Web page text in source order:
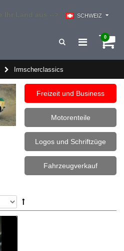
SCHWEIZ
0
Irmscherclassics
Freizeit und Business
Motorenteile
Logos und Schriftzüge
Fahrzeugverkauf